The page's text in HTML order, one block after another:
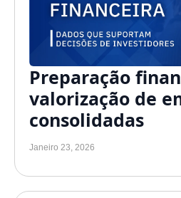
Preparação
valorização de
consolidadas
Janeiro 23, 2026